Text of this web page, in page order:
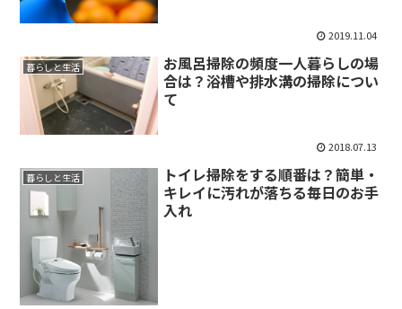
2019.11.04
暮らしと生活
お風呂掃除の頻度一人暮らしの場
合は？浴槽や排水溝の掃除につい
て
2018.07.13
暮らしと生活
トイレ掃除をする順番は？簡単・
キレイに汚れが落ちる毎日のお手
入れ